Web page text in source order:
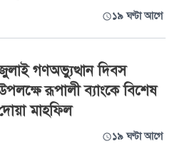
১৯ ঘণ্টা আগে
গণঅভ্যুত্থান দিবস
রূপালী ব্যাংকে বিশেষ
মাহফিল
১৯ ঘণ্টা আগে